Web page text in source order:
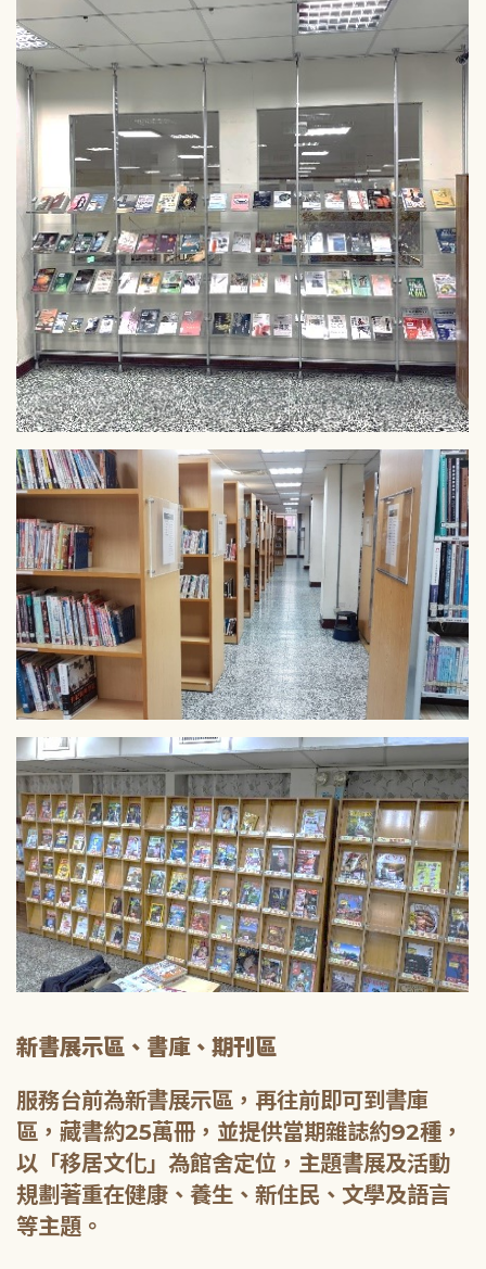
新書展示區、書庫、期刊區
服務台前為新書展示區，再往前即可到書庫
區，藏書約25萬冊，並提供當期雜誌約92種，
以「移居文化」為館舍定位，主題書展及活動
規劃著重在健康、養生、新住民、文學及語言
等主題。